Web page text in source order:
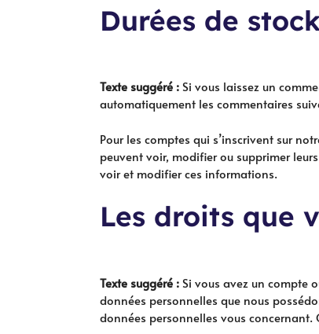
Durées de
Texte suggéré : Si vous laissez un
automatiquement les commentaires
Pour les comptes qui s’inscrivent sur
peuvent voir, modifier ou supprimer
voir et modifier ces informations.
Les droits que
Texte suggéré : Si vous avez un compte
données personnelles que nous
données personnelles vous